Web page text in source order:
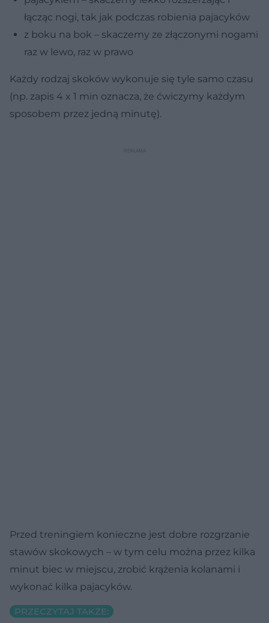
łącząc nogi, tak jak podczas robienia pajacyków
z boku na bok – skaczemy ze złączonymi nogami
raz w lewo, raz w prawo
Każdy rodzaj skoków wykonuje się tyle samo czasu
(np. zapis 4 x 1 min oznacza, że ćwiczymy każdym
sposobem przez jedną minutę).
Przed treningiem konieczne jest dobre rozgrzanie
stawów skokowych – w tym celu można przez kilka
minut biec w miejscu, zrobić krążenia kolanami i
wykonać kilka pajacyków.
PRZECZYTAJ TAKŻE: